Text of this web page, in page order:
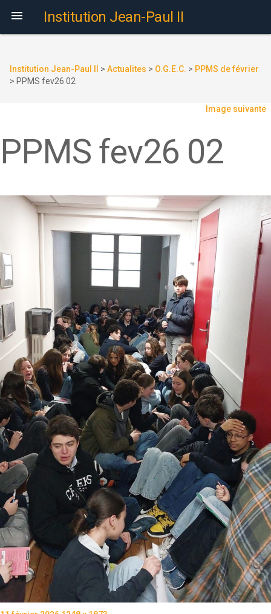
 Institution Jean-Paul II
Institution Jean-Paul II > Actualites > O.G.E.C. > PPMS de février
> PPMS fev26 02
Image suivante
PPMS fev26 02